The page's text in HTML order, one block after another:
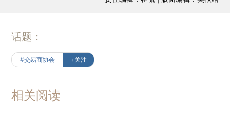
话题：
#交易商协会 +关注
相关阅读